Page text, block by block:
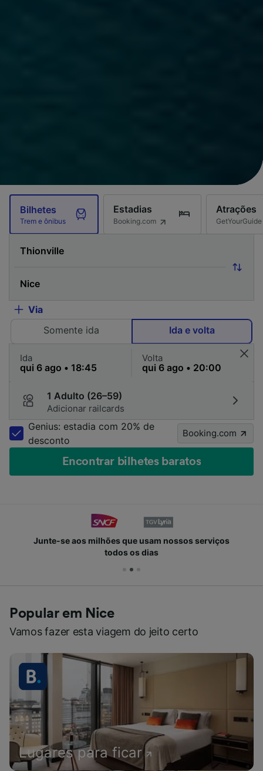
Bilhetes
Trem e ônibus
Estadias
Booking.com
Atrações
GetYourGuide
Via
Somente ida
Ida e volta
Ida Volta
1 Adulto (26–59)
Adicionar railcards
Genius: estadia com 20% de
desconto
Booking.com
Encontrar bilhetes baratos
Junte-se aos milhões que usam nossos serviços
todos os dias
Popular em Nice
Vamos fazer esta viagem do jeito certo
Lugares para ficar